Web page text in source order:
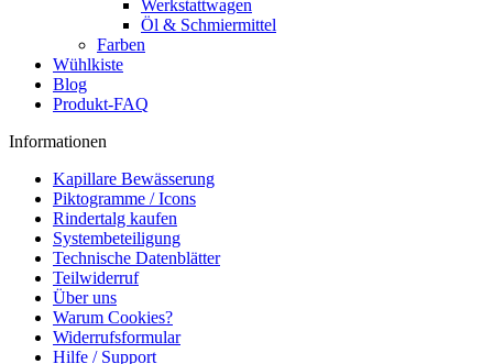
Werkstattwagen
Öl & Schmiermittel
Farben
Wühlkiste
Blog
Produkt-FAQ
Informationen
Kapillare Bewässerung
Piktogramme / Icons
Rindertalg kaufen
Systembeteiligung
Technische Datenblätter
Teilwiderruf
Über uns
Warum Cookies?
Widerrufsformular
Hilfe / Support